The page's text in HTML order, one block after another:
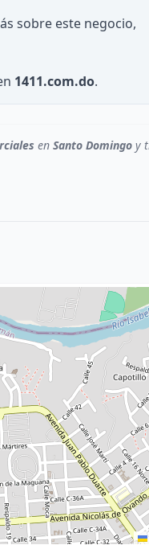
sobre este negocio,
1411.com.do.
en Santo Domingo y